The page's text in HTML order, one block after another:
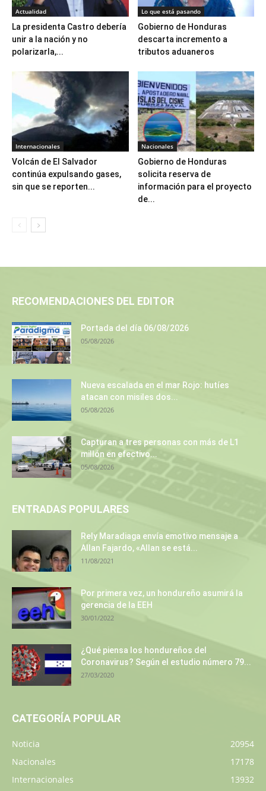
Actualidad
La presidenta Castro debería
unir a la nación y no
polarizarla,...
Lo que está pasando
Gobierno de Honduras
descarta incremento a
tributos aduaneros
Internacionales
Volcán de El Salvador
continúa expulsando gases,
sin que se reporten...
Nacionales
Gobierno de Honduras
solicita reserva de
información para el proyecto
de...
RECOMENDACIONES DEL EDITOR
Portada del día 06/08/2026
05/08/2026
Nueva escalada en el mar Rojo: hutíes
atacan con misiles dos...
05/08/2026
Capturan a tres personas con más de L1
millón en efectivo...
05/08/2026
ENTRADAS POPULARES
Rely Maradiaga envía emotivo mensaje a
Allan Fajardo, «Allan se está...
11/08/2021
Por primera vez, un hondureño asumirá la
gerencia de la EEH
30/01/2022
¿Qué piensa los hondureños del
Coronavirus? Según el estudio número 79...
27/03/2020
CATEGORÍA POPULAR
Noticia
20954
Nacionales
17178
Internacionales
13932